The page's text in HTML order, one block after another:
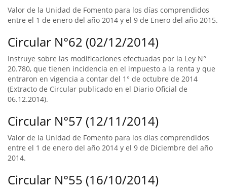
Valor de la Unidad de Fomento para los días comprendidos
entre el 1 de enero del año 2014 y el 9 de Enero del año 2015.
Circular N°62 (02/12/2014)
Instruye sobre las modificaciones efectuadas por la Ley N°
20.780, que tienen incidencia en el impuesto a la renta y que
entraron en vigencia a contar del 1° de octubre de 2014
(Extracto de Circular publicado en el Diario Oficial de
06.12.2014).
Circular N°57 (12/11/2014)
Valor de la Unidad de Fomento para los días comprendidos
entre el 1 de enero del año 2014 y el 9 de Diciembre del año
2014.
Circular N°55 (16/10/2014)